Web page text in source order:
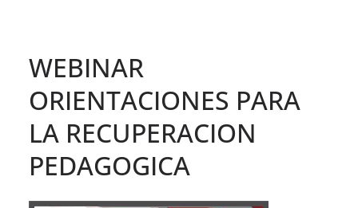
WEBINAR
ORIENTACIONES PARA
LA RECUPERACION
PEDAGOGICA